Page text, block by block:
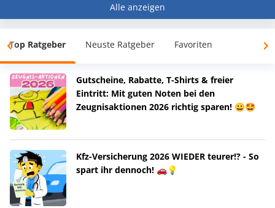
Alle anzeigen
Top Ratgeber Neuste Ratgeber Favoriten
Gutscheine, Rabatte, T-Shirts & freier
Eintritt: Mit guten Noten bei den
Zeugnisaktionen 2026 richtig sparen! 😀🤩
Kfz-Versicherung 2026 WIEDER teurer!? - So
spart ihr dennoch! 🚗💡